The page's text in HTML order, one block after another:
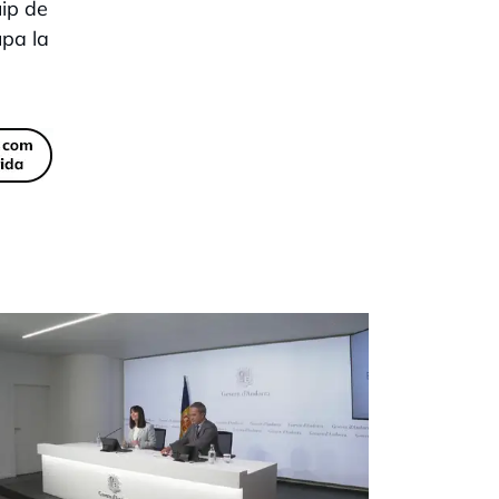
de
la